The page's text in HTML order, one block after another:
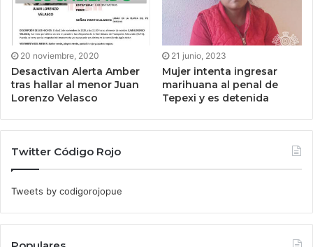
20 noviembre, 2020
Desactivan Alerta Amber
tras hallar al menor Juan
Lorenzo Velasco
21 junio, 2023
Mujer intenta ingresar
marihuana al penal de
Tepexi y es detenida
Twitter Código Rojo
Tweets by codigorojopue